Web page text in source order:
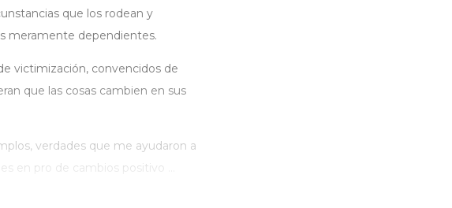
que los rodean y
meramente dependientes.
victimización, convencidos de
que las cosas cambien en sus
verdades que me ayudaron a
en pro de cambios positivo ...